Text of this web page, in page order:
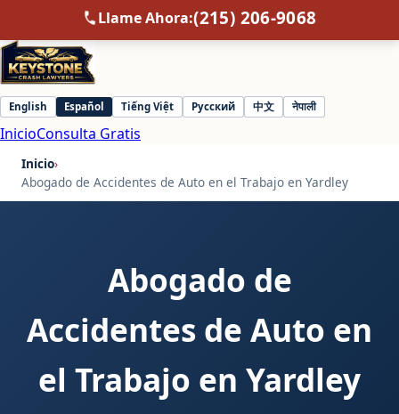
Llame Ahora:(215) 206-9068
Select
language
English Español Tiếng Việt Русский 中文 नेपाली
InicioConsulta Gratis
Inicio›
Abogado de Accidentes de Auto en el Trabajo en Yardley
Abogado de
Accidentes de Auto en
el Trabajo en Yardley